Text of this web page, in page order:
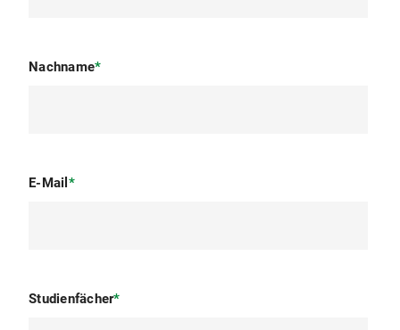
Nachname*
E-Mail *
Studienfächer*